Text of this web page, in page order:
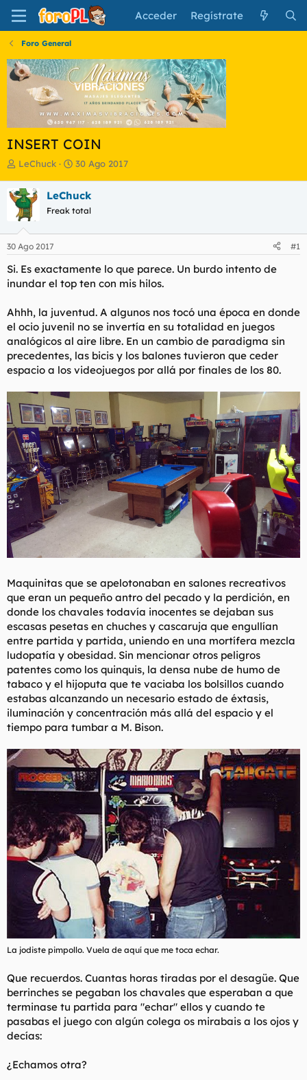
Acceder Regístrate
Foro General
INSERT COIN
I
i
c
i
a
d
o
d
e
t
e
a
LeChuck
F
h
a
e
i
c
o
30 Ago 2017
LeChuck
Freak total
30 Ago 2017 #1
Si. Es exactamente lo que parece. Un burdo intento de
inundar el top ten con mis hilos.
Ahhh, la juventud. A algunos nos tocó una época en donde
el ocio juvenil no se invertía en su totalidad en juegos
analógicos al aire libre. En un cambio de paradigma sin
precedentes, las bicis y los balones tuvieron que ceder
espacio a los videojuegos por allá por finales de los 80.
Maquinitas que se apelotonaban en salones recreativos
que eran un pequeño antro del pecado y la perdición, en
donde los chavales todavía inocentes se dejaban sus
escasas pesetas en chuches y cascaruja que engullían
entre partida y partida, uniendo en una mortífera mezcla
ludopatía y obesidad. Sin mencionar otros peligros
patentes como los quinquis, la densa nube de humo de
tabaco y el hijoputa que te vaciaba los bolsillos cuando
estabas alcanzando un necesario estado de éxtasis,
iluminación y concentración más allá del espacio y el
tiempo para tumbar a M. Bison.
La jodiste pimpollo. Vuela de aquí que me toca echar.
Que recuerdos. Cuantas horas tiradas por el desagüe. Que
berrinches se pegaban los chavales que esperaban a que
terminase tu partida para "echar" ellos y cuando te
pasabas el juego con algún colega os mirabais a los ojos y
decías:
¿Echamos otra?